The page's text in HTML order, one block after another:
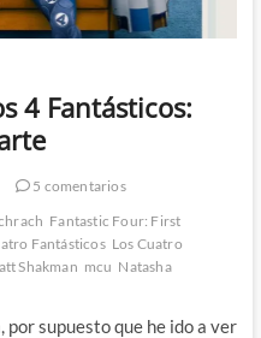
4 Fantásticos:
5 comentarios
Fantastic Four: First
Fantásticos Los Cuatro
Shakman mcu Natasha
supuesto que he ido a ver